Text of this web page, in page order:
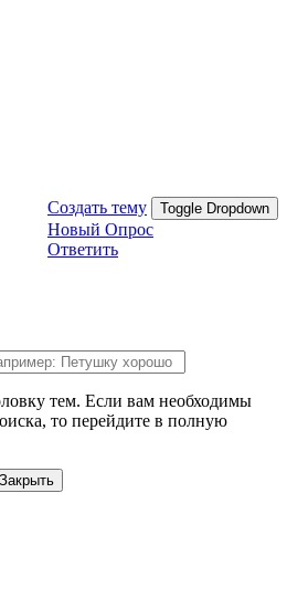
Создать тему Toggle Dropdown
Новый Опрос
Ответить
тем. Если вам необходимы
то перейдите в полную
Закрыть